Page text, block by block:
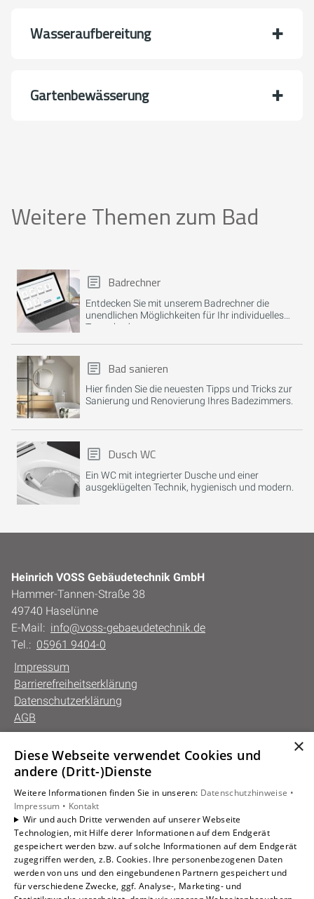
Wasseraufbereitung
Gartenbewässerung
Weitere Themen zum Bad
Badrechner
Entdecken Sie mit unserem Badrechner die
unendlichen Möglichkeiten für Ihr individuelles
Traumbad.
Bad sanieren
Hier finden Sie die neuesten Tipps und Tricks zur
Sanierung und Renovierung Ihres Badezimmers.
Dusch WC
Ein WC mit integrierter Dusche und einer
ausgeklügelten Technik, hygienisch und modern.
Heinrich VOSS Gebäudetechnik GmbH
Hammer-Tannen-Straße 38
49740 Haselünne
E-Mail: info@voss-gebaeudetechnik.de
Tel.: 05961 9404-0
Impressum
Barrierefreiheitserklärung
Datenschutzerklärung
AGB
Unsere Bereiche
Gewerbekunden
Karriere
Unternehmen
Kontakt
×
Diese Webseite verwendet Cookies und
andere (Dritt-)Dienste
Weitere Informationen finden Sie in unseren: Datenschutzhinweise •
Impressum • Kontakt
Wir und auch Dritte verwenden auf unserer Webseite
Technologien, mit Hilfe derer Informationen auf dem Endgerät
gespeichert werden bzw. auf solche Informationen auf dem Endgerät
zugegriffen werden, z.B. Cookies. Ihre personenbezogenen Daten
werden von uns und den eingebundenen Partnern gespeichert und
für verschiedene Zwecke, ggf. Analyse-, Marketing- und